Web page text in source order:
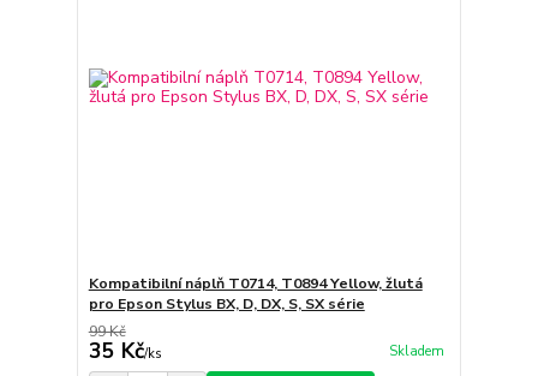
Kompatibilní náplň T0714, T0894 Yellow, žlutá
pro Epson Stylus BX, D, DX, S, SX série
99 Kč
35 Kč/ks Skladem